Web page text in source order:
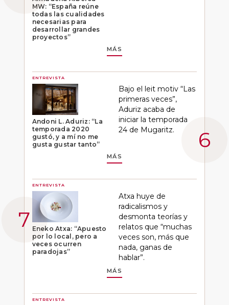
MW: “España reúne
todas las cualidades
necesarias para
desarrollar grandes
proyectos”
MÁS
ENTREVISTA
Andoni L. Aduriz: “La
temporada 2020
gustó, y a mí no me
gusta gustar tanto”
Bajo el leit motiv “Las
primeras veces”,
Aduriz acaba de
iniciar la temporada
24 de Mugaritz.
MÁS
ENTREVISTA
Eneko Atxa: “Apuesto
por lo local, pero a
veces ocurren
paradojas”
Atxa huye de
radicalismos y
desmonta teorías y
relatos que “muchas
veces son, más que
nada, ganas de
hablar”.
MÁS
ENTREVISTA